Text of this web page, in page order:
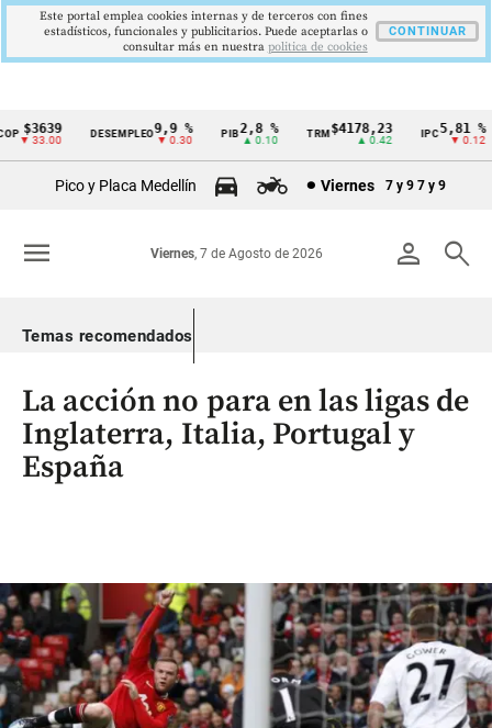
Cintillo
Colombia
$3639
33.00
DESEMPLEO9,9 %
▼ 0.30
2,8 %
▲ 0.10
TRM$4178,23
▲ 0.42
5,81 %
▼ 0.12
Pico y Placa Medellín Viernes 7 y 9 7 y 9
person search
Viernes, 7 de Agosto de 2026
menu
Temas recomendados
La acción no para en las ligas de
Inglaterra, Italia, Portugal y
España
Este portal emplea cookies internas y de terceros con fines
estadísticos, funcionales y publicitarios. Puede aceptarlas o
consultar más en nuestra politica de cookies
CONTINUAR